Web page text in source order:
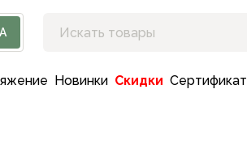
Новинки Скидки Сертификат